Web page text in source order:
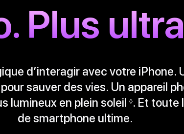
Plus
d’interagir avec votre iPhone.
sauver des vies. Un appareil
lumineux en plein soleil ◊Renvoi
. Et toute
de smartphone ultime.